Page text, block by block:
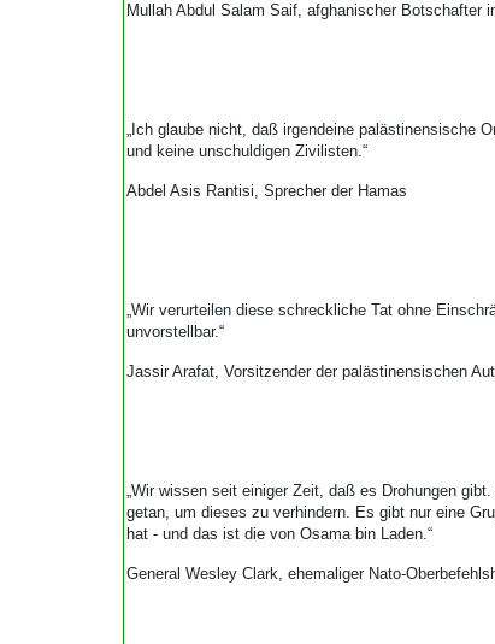
Mullah Abdul Salam Saif, afghanischer Botschafter
„Ich glaube nicht, daß irgendeine palästinensische
und keine unschuldigen Zivilisten.“
Abdel Asis Rantisi, Sprecher der Hamas
„Wir verurteilen diese schreckliche Tat ohne
unvorstellbar.“
Jassir Arafat, Vorsitzender der palästinensischen
„Wir wissen seit einiger Zeit, daß es Drohungen
getan, um dieses zu verhindern. Es gibt nur eine
hat - und das ist die von Osama bin Laden.“
General Wesley Clark, ehemaliger Nato-